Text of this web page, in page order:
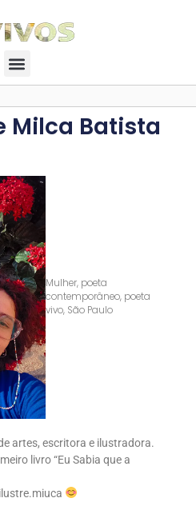
Menu
Milca Batista
Mulher, poeta
contemporâneo, poeta
vivo, São Paulo
artes, escritora e ilustradora.
livro “Eu Sabia que a